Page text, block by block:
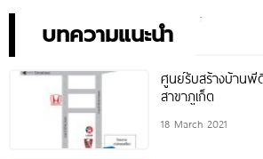
บทความแนะนำ
ศูนย์รับสร้างบ้านพี
สาขาภูเก็ต
18 March 2021